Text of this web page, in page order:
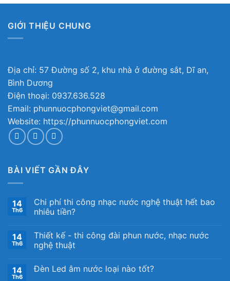
GIỚI THIỆU CHUNG
Địa chỉ: 57 Đường số 2, khu nhà ở đường sắt, Dĩ an,
Bình Dương
Điện thoại: 0937.636.528
Email: phunnuocphongviet@gmail.com
Website: https://phunnuocphongviet.com
BÀI VIẾT GẦN ĐÂY
14
Th6
Chi phí thi công nhạc nước nghệ thuật hết bao
nhiêu tiền?
14
Th6
Thiết kế ​- thi công đài phun nước, nhạc nước
nghệ thuật
14
Th6
Đèn Led âm nước loại nào tốt?